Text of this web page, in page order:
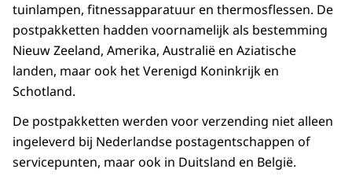
tuinlampen, fitnessapparatuur en thermosflessen. De
postpakketten hadden voornamelijk als bestemming
Nieuw Zeeland, Amerika, Australië en Aziatische
landen, maar ook het Verenigd Koninkrijk en
Schotland.
De postpakketten werden voor verzending niet alleen
ingeleverd bij Nederlandse postagentschappen of
servicepunten, maar ook in Duitsland en België.